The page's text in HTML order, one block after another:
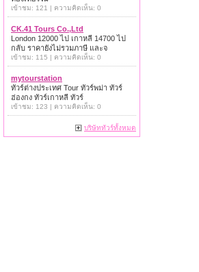
เข้าชม: 121 | ความคิดเห็น: 0
CK.41 Tours Co.,Ltd
London 12000 ไป เกาหลี 14700 ไป
กลับ ราคายังไม่รวมภาษี และจ
เข้าชม: 115 | ความคิดเห็น: 0
mytourstation
ทัวร์ต่างประเทศ Tour ทัวร์พม่า ทัวร์
ฮ่องกง ทัวร์เกาหลี ทัวร์
เข้าชม: 123 | ความคิดเห็น: 0
บริษัททัวร์ทั้งหมด